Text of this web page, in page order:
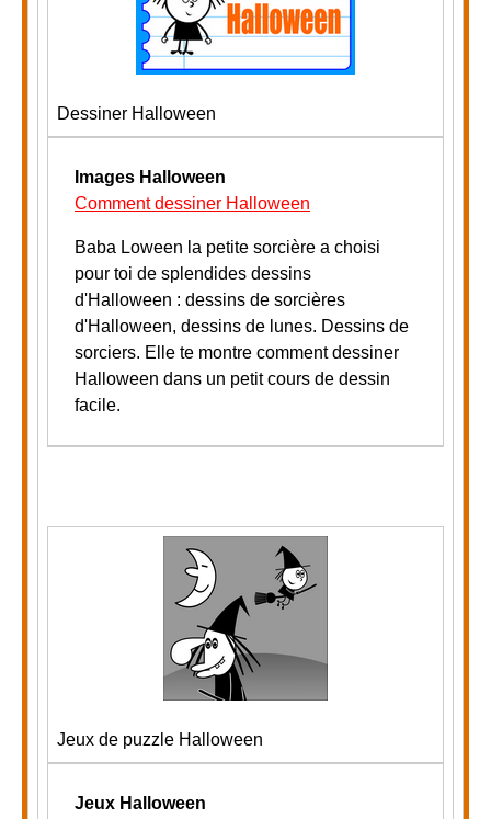
Dessiner Halloween
Images Halloween
Comment dessiner Halloween
Baba Loween la petite sorcière a choisi
pour toi de splendides dessins
d'Halloween : dessins de sorcières
d'Halloween, dessins de lunes. Dessins de
sorciers. Elle te montre comment dessiner
Halloween dans un petit cours de dessin
facile.
Jeux de puzzle Halloween
Jeux Halloween